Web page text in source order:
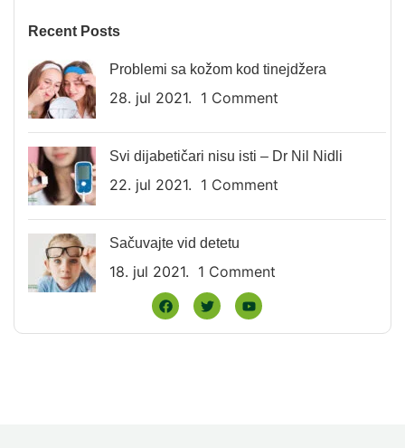
Recent Posts
Problemi sa kožom kod tinejdžera
28. jul 2021. 1 Comment
Svi dijabetičari nisu isti – Dr Nil Nidli
22. jul 2021. 1 Comment
Sačuvajte vid detetu
18. jul 2021. 1 Comment